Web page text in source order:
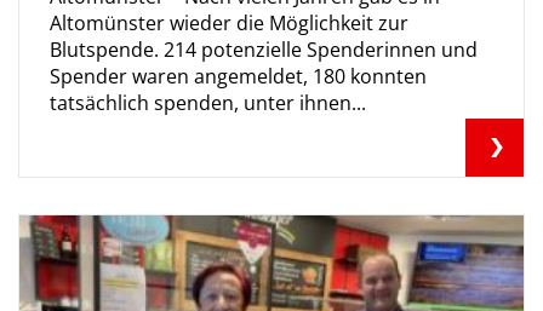
Altomünster wieder die Möglichkeit zur
Blutspende. 214 potenzielle Spenderinnen und
Spender waren angemeldet, 180 konnten
tatsächlich spenden, unter ihnen...